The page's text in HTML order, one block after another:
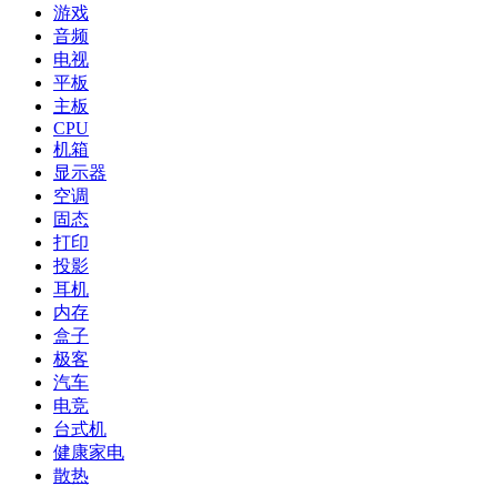
游戏
音频
电视
平板
主板
CPU
机箱
显示器
空调
固态
打印
投影
耳机
内存
盒子
极客
汽车
电竞
台式机
健康家电
散热